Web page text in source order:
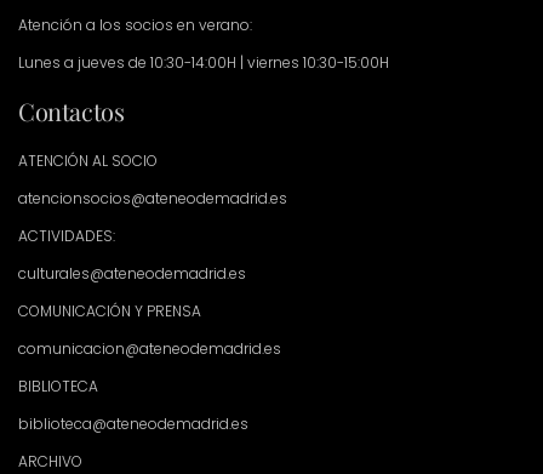
Atención a los socios en verano:
Lunes a jueves de 10:30-14:00H | viernes 10:30-15:00H
Contactos
ATENCIÓN AL SOCIO
atencionsocios@ateneodemadrid.es
ACTIVIDADES:
culturales@ateneodemadrid.es
COMUNICACIÓN Y PRENSA
comunicacion@ateneodemadrid.es
BIBLIOTECA
biblioteca@ateneodemadrid.es
ARCHIVO